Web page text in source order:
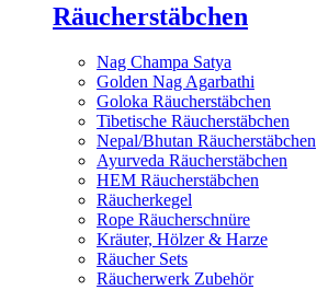
Räucherstäbchen
Nag Champa Satya
Golden Nag Agarbathi
Goloka Räucherstäbchen
Tibetische Räucherstäbchen
Nepal/Bhutan Räucherstäbchen
Ayurveda Räucherstäbchen
HEM Räucherstäbchen
Räucherkegel
Rope Räucherschnüre
Kräuter, Hölzer & Harze
Räucher Sets
Räucherwerk Zubehör